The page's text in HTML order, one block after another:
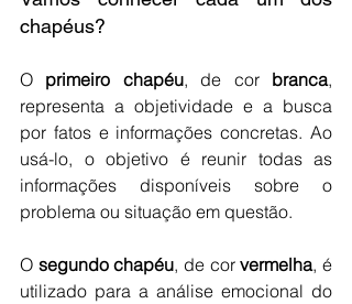
chapéus?
O primeiro chapéu, de cor branca,
representa a objetividade e a busca
por fatos e informações concretas. Ao
usá-lo, o objetivo é reunir todas as
informações disponíveis sobre o
problema ou situação em questão.
O segundo chapéu, de cor vermelha, é
utilizado para a análise emocional do